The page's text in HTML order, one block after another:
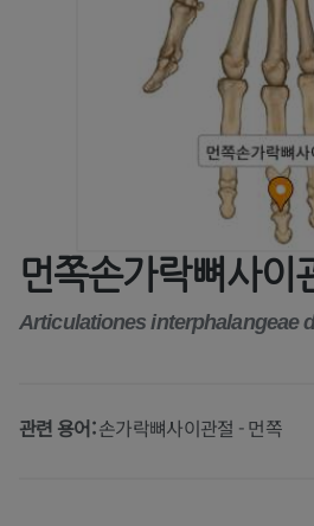
먼쪽손가락뼈사이
Articulationes interphalangeae
관련 용어:손가락뼈사이관절 - 먼쪽